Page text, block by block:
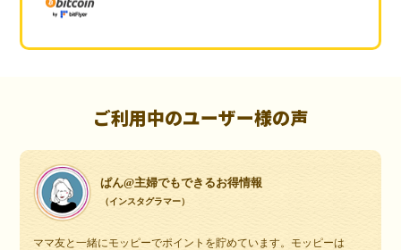
ご利用中のユーザー様の声
ぱん@主婦でもできるお得情報
（インスタグラマー）
ママ友と一緒にモッピーでポイントを貯めています。モッピーは